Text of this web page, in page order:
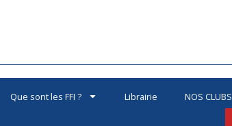
Que sont les FFI ? Librairie NOS CLUBS